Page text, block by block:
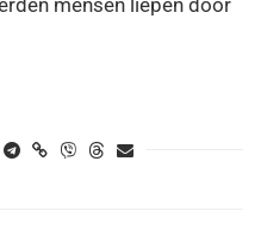
mensen liepen door